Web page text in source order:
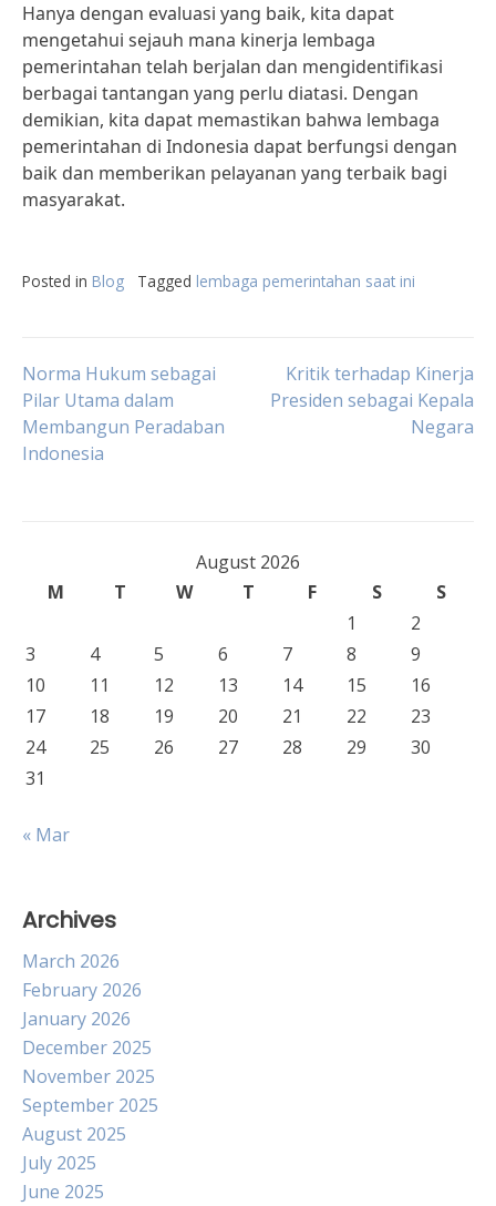
Hanya dengan evaluasi yang baik, kita dapat
mengetahui sejauh mana kinerja lembaga
pemerintahan telah berjalan dan mengidentifikasi
berbagai tantangan yang perlu diatasi. Dengan
demikian, kita dapat memastikan bahwa lembaga
pemerintahan di Indonesia dapat berfungsi dengan
baik dan memberikan pelayanan yang terbaik bagi
masyarakat.
Posted in Blog Tagged lembaga pemerintahan saat ini
Post
navigation
Norma Hukum sebagai
Pilar Utama dalam
Membangun Peradaban
Indonesia
Kritik terhadap Kinerja
Presiden sebagai Kepala
Negara
August 2026
M
T W T F S
S
1
2
3
4 5 6 7 8
9
10
11 12 13 14 15
16
17
18 19 20 21 22
23
24
25 26 27 28 29
30
31
« Mar
Archives
March 2026
February 2026
January 2026
December 2025
November 2025
September 2025
August 2025
July 2025
June 2025